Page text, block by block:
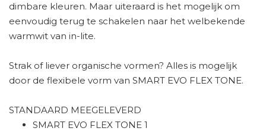
dimbare kleuren. Maar uiteraard is het mogelijk om
eenvoudig terug te schakelen naar het welbekende
warmwit van in-lite.
Strak of liever organische vormen? Alles is mogelijk
door de flexibele vorm van SMART EVO FLEX TONE.
STANDAARD MEEGELEVERD
SMART EVO FLEX TONE 1